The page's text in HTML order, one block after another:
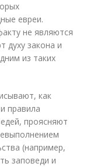
евреи.
не являются
духу закона и
из таких
как
правила
проясняют
(например,
заповеди и